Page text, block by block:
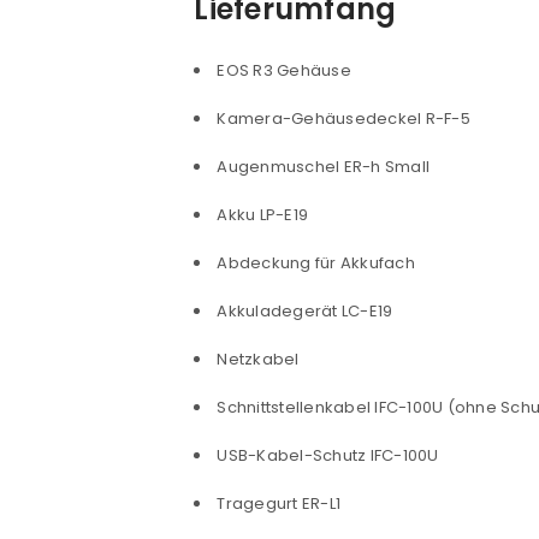
Lieferumfang
EOS R3 Gehäuse
Kamera-Gehäusedeckel R-F-5
Augenmuschel ER-h Small
Akku LP-E19
Abdeckung für Akkufach
Akkuladegerät LC-E19
Netzkabel
Schnittstellenkabel IFC-100U (ohne
USB-Kabel-Schutz IFC-100U
Tragegurt ER-L1